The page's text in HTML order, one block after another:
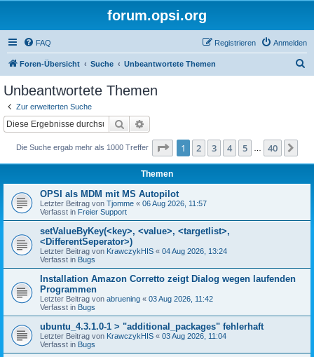
forum.opsi.org
FAQ Anmelden
Registrieren
Foren-Übersicht Suche Unbeantwortete Themen
Unbeantwortete Themen
Zur erweiterten Suche
Suche
Die Suche ergab mehr als 1000 Treffer Seite 1von 40
1 2 3 4 5 40
Themen
OPSI als MDM mit MS Autopilot
Letzter Beitrag von Tjomme « 06 Aug 2026, 11:57
Verfasst in Freier Support
setValueByKey(<key>, <value>, <targetlist>,
<DifferentSeperator>)
Letzter Beitrag von KrawczykHIS « 04 Aug 2026, 13:24
Verfasst in Bugs
Installation Amazon Corretto zeigt Dialog wegen laufenden
Programmen
Letzter Beitrag von abruening « 03 Aug 2026, 11:42
Verfasst in Bugs
ubuntu_4.3.1.0-1 > "additional_packages" fehlerhaft
Letzter Beitrag von KrawczykHIS « 03 Aug 2026, 11:04
Verfasst in Bugs